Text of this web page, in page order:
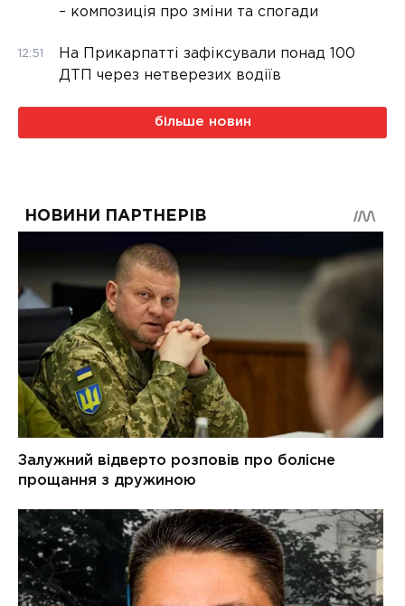
– композиція про зміни та спогади
12:51
На Прикарпатті зафіксували понад 100
ДТП через нетверезих водіїв
більше новин